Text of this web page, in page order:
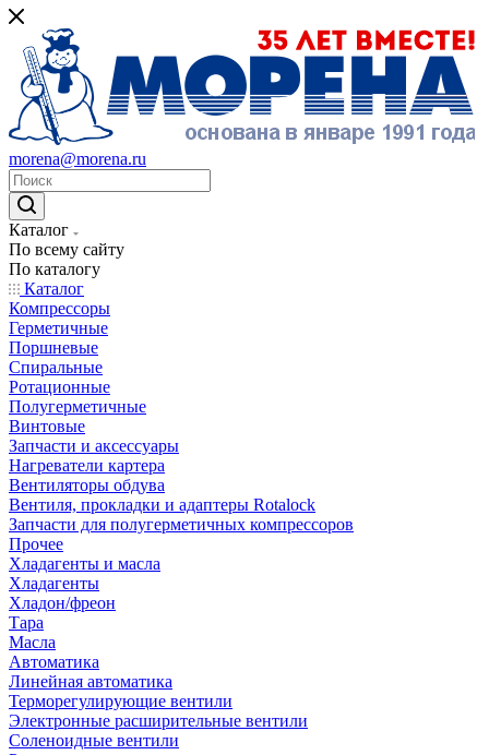
morena@morena.ru
Каталог
По всему сайту
По каталогу
Каталог
Компрессоры
Герметичные
Поршневые
Спиральные
Ротационные
Полугерметичные
Винтовые
Запчасти и аксессуары
Нагреватели картера
Вентиляторы обдува
Вентиля, прокладки и адаптеры Rotalock
Запчасти для полугерметичных компрессоров
Прочее
Хладагенты и масла
Хладагенты
Хладон/фреон
Тара
Масла
Автоматика
Линейная автоматика
Терморегулирующие вентили
Электронные расширительные вентили
Соленоидные вентили